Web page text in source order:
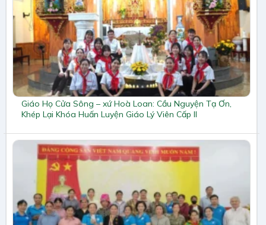
Giáo Họ Cửa Sông – xứ Hoà Loan: Cầu Nguyện Tạ Ơn,
Khép Lại Khóa Huấn Luyện Giáo Lý Viên Cấp II